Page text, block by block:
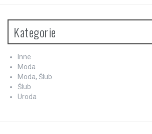
Kategorie
Inne
Moda
Moda, Ślub
Ślub
Uroda